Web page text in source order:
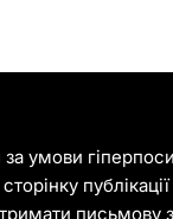
за умови
публікації
письмову